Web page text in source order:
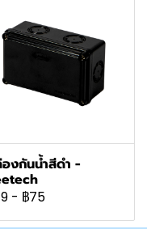
งกันน้ำสีดำ -
- ฿75